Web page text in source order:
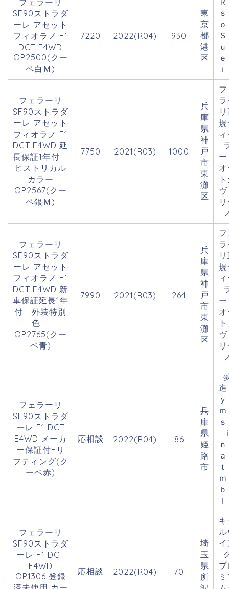
フェラーリ
SF90ストラダ
ーレ アセット
フィオラノ F1
DCT E4WD
OP2500(クー
ペ白Ｍ)
7220 2022(R04) 930
東
京
都
港
区
フェラーリ
SF90ストラダ
ーレ アセット
フィオラノ F1
DCT E4WD 延
長保証1年付
ヒストリカル
カラー
OP2567(クー
ペ銀Ｍ)
7750 2021(R03) 1000
兵
庫
県
神
戸
市
東
灘
区
フェラーリ
SF90ストラダ
ーレ アセット
フィオラノ F1
DCT E4WD 新
車保証延長1年
付 外装特別
色
OP2765(クー
ペ青)
7990 2021(R03) 264
兵
庫
県
神
戸
市
東
灘
区
フェラーリ
SF90ストラダ
ーレ F1 DCT
E4WD メーカ
ー保証付Fリ
フティング(ク
ーペ赤)
応相談 2022(R04) 86
兵
庫
県
姫
路
市
フェラーリ
SF90ストラダ
ーレ F1 DCT
E4WD
OP1306 登録
応相談 2022(R04) 70
埼
玉
県
所